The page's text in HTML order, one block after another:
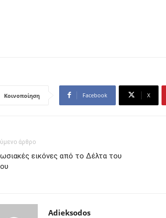
Κοινοποίηση Facebook X
άρθρο
εικόνες από το Δέλτα του
Adieksodos